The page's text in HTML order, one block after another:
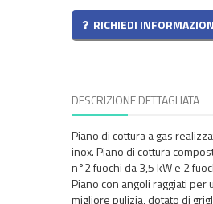
RICHIEDI
DESCRIZIONE DETTAGLIATA
Piano di cottura a gas
inox. Piano di cottura
n°2 fuochi da 3,5 kW e 2
Piano con angoli raggiati per
migliore pulizia, dotato di